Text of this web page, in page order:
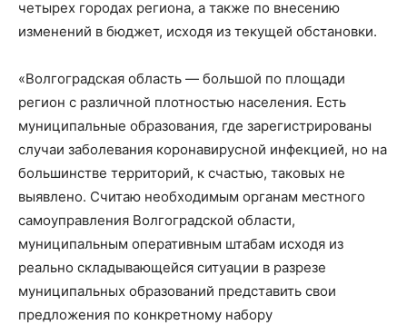
четырех городах региона, а также по внесению
изменений в бюджет, исходя из текущей обстановки.
«Волгоградская область — большой по площади
регион с различной плотностью населения. Есть
муниципальные образования, где зарегистрированы
случаи заболевания коронавирусной инфекцией, но на
большинстве территорий, к счастью, таковых не
выявлено. Считаю необходимым органам местного
самоуправления Волгоградской области,
муниципальным оперативным штабам исходя из
реально складывающейся ситуации в разрезе
муниципальных образований представить свои
предложения по конкретному набору